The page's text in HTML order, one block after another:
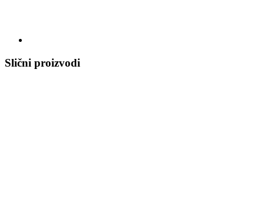
Slični proizvodi